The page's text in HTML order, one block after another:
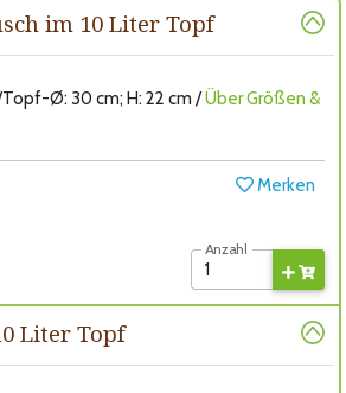
im 10 Liter Topf
Topf-Ø: 30 cm; H: 22 cm /Über Größen &
Merken
Anzahl
Liter Topf